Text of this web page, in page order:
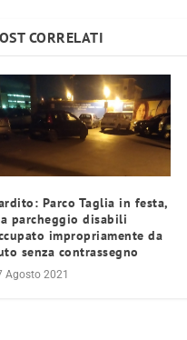
CORRELATI
Parco Taglia in festa,
parcheggio disabili
impropriamente da
senza contrassegno
Agosto 2021